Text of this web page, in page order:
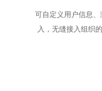
可自定义用户信息、
入，无缝接入组织